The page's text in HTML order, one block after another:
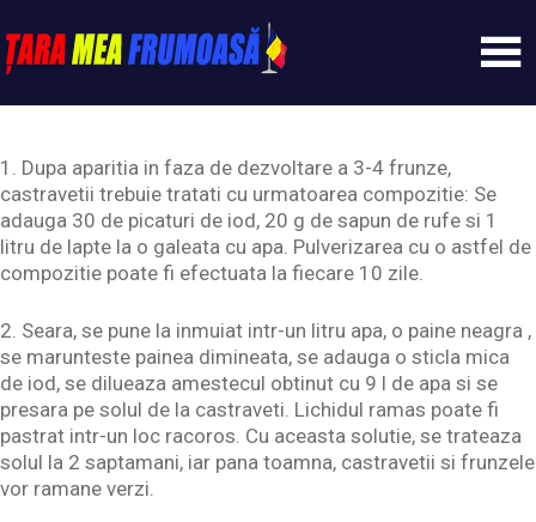
to
content
Tarameafrumoasa
1. Dupa aparitia in faza de dezvoltare a 3-4 frunze,
castravetii trebuie tratati cu urmatoarea compozitie: Se
adauga 30 de picaturi de iod, 20 g de sapun de rufe si 1
litru de lapte la o galeata cu apa. Pulverizarea cu o astfel de
compozitie poate fi efectuata la fiecare 10 zile.
2. Seara, se pune la inmuiat intr-un litru apa, o paine neagra ,
se marunteste painea dimineata, se adauga o sticla mica
de iod, se dilueaza amestecul obtinut cu 9 l de apa si se
presara pe solul de la castraveti. Lichidul ramas poate fi
pastrat intr-un loc racoros. Cu aceasta solutie, se trateaza
solul la 2 saptamani, iar pana toamna, castravetii si frunzele
vor ramane verzi.